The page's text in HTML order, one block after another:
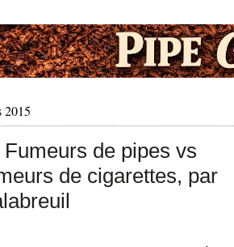
2015
de pipes vs
de cigarettes, par